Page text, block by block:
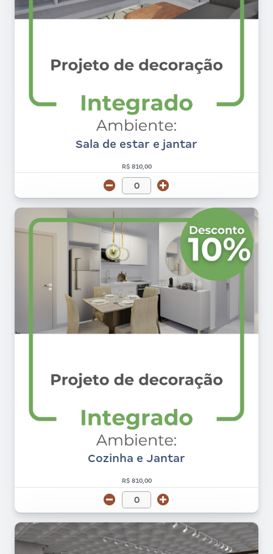
Sala de estar e jantar
R$ 810,00
Cozinha e Jantar
R$ 810,00